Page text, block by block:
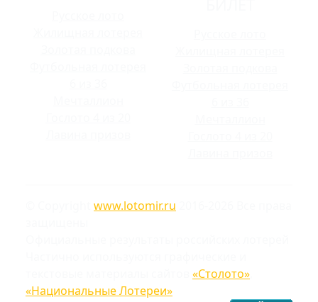
www.lotomir.ru
«Столото»
«Национальные Лотереи»